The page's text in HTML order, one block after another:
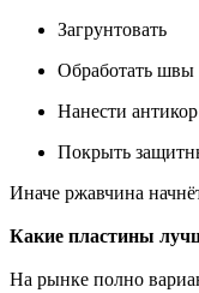
Загрунтовать
Обработать швы
Нанести антикор
Покрыть
Иначе ржавчина
Какие пластины
На рынке полно